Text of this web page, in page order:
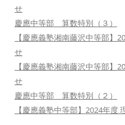
せ
慶應中等部 算数特別（３）
【慶應義塾湘南藤沢中等部】
せ
【慶應義塾湘南藤沢中等部】
せ
慶應中等部 算数特別（２）
【慶應義塾中等部】2024年度